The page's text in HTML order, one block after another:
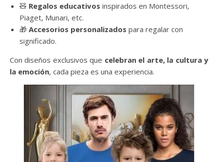
🧸 Regalos educativos inspirados en Montessori,
Piaget, Munari, etc.
🎁 Accesorios personalizados para regalar con
significado.
Con diseños exclusivos que celebran el arte, la cultura y
la emoción, cada pieza es una experiencia.